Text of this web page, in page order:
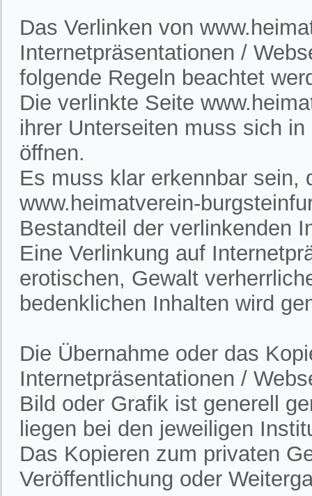
Das Verlinken von
Internetpräsentationen /
folgende Regeln beachtet
Die verlinkte Seite
ihrer Unterseiten muss sich
öffnen.
Es muss klar erkennbar sein,
www.heimatverein-
Bestandteil der verlinkenden
Eine Verlinkung auf
erotischen, Gewalt
bedenklichen Inhalten wird
Die Übernahme oder das
Internetpräsentationen /
Bild oder Grafik ist generell
liegen bei den jeweiligen
Das Kopieren zum privaten
Veröffentlichung oder